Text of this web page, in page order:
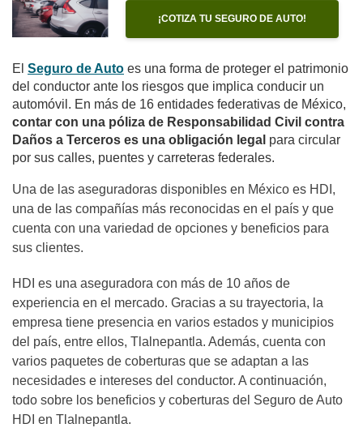
¡COTIZA TU SEGURO DE AUTO!
El Seguro de Auto es una forma de proteger el patrimonio
del conductor ante los riesgos que implica conducir un
automóvil. En más de 16 entidades federativas de México,
contar con una póliza de Responsabilidad Civil contra
Daños a Terceros es una obligación legal para circular
por sus calles, puentes y carreteras federales.
Una de las aseguradoras disponibles en México es HDI,
una de las compañías más reconocidas en el país y que
cuenta con una variedad de opciones y beneficios para
sus clientes.
HDI es una aseguradora con más de 10 años de
experiencia en el mercado. Gracias a su trayectoria, la
empresa tiene presencia en varios estados y municipios
del país, entre ellos, Tlalnepantla. Además, cuenta con
varios paquetes de coberturas que se adaptan a las
necesidades e intereses del conductor. A continuación,
todo sobre los beneficios y coberturas del Seguro de Auto
HDI en Tlalnepantla.